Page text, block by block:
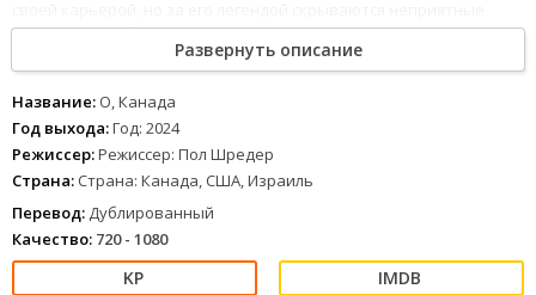
истины. Когда Леонард соглашается на съёмки интервью
в присутствии своей жены Эммы, его откровенные рассказы
о своей молодости раскрывают правду человека, который всё
это время прятался за мифами о себе.
Развернуть описание
Название: О, Канада
Год выхода:Год: 2024
Режиссер:Режиссер: Пол Шредер
Страна: Страна: Канада, США, Израиль
Перевод: Дублированный
Качество: 720 - 1080